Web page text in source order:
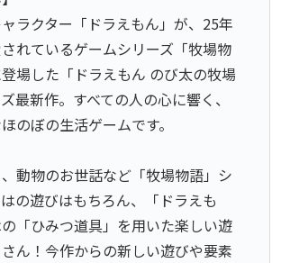
ラクター「ドラえもん」が、25年
れているゲームシリーズ「牧場物
場した「ドラえもん のび太の牧場
最新作。すべての人の心に響く、
のぼの生活ゲームです。
動物のお世話など「牧場物語」シ
の遊びはもちろん、「ドラえも
「ひみつ道具」を用いた楽しい遊
ん！今作からの新しい遊びや要素